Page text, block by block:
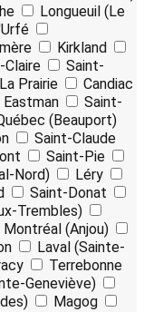
Longueuil (Le
Kirkland
Claire
Saint-
La Prairie
Candiac
Eastman
Saint-
(Beauport)
Saint-Claude
Saint-Pie
Nord)
Léry
Saint-Donat
Trembles)
Montréal (Anjou)
Laval (Sainte-
Terrebonne
Geneviève)
Magog